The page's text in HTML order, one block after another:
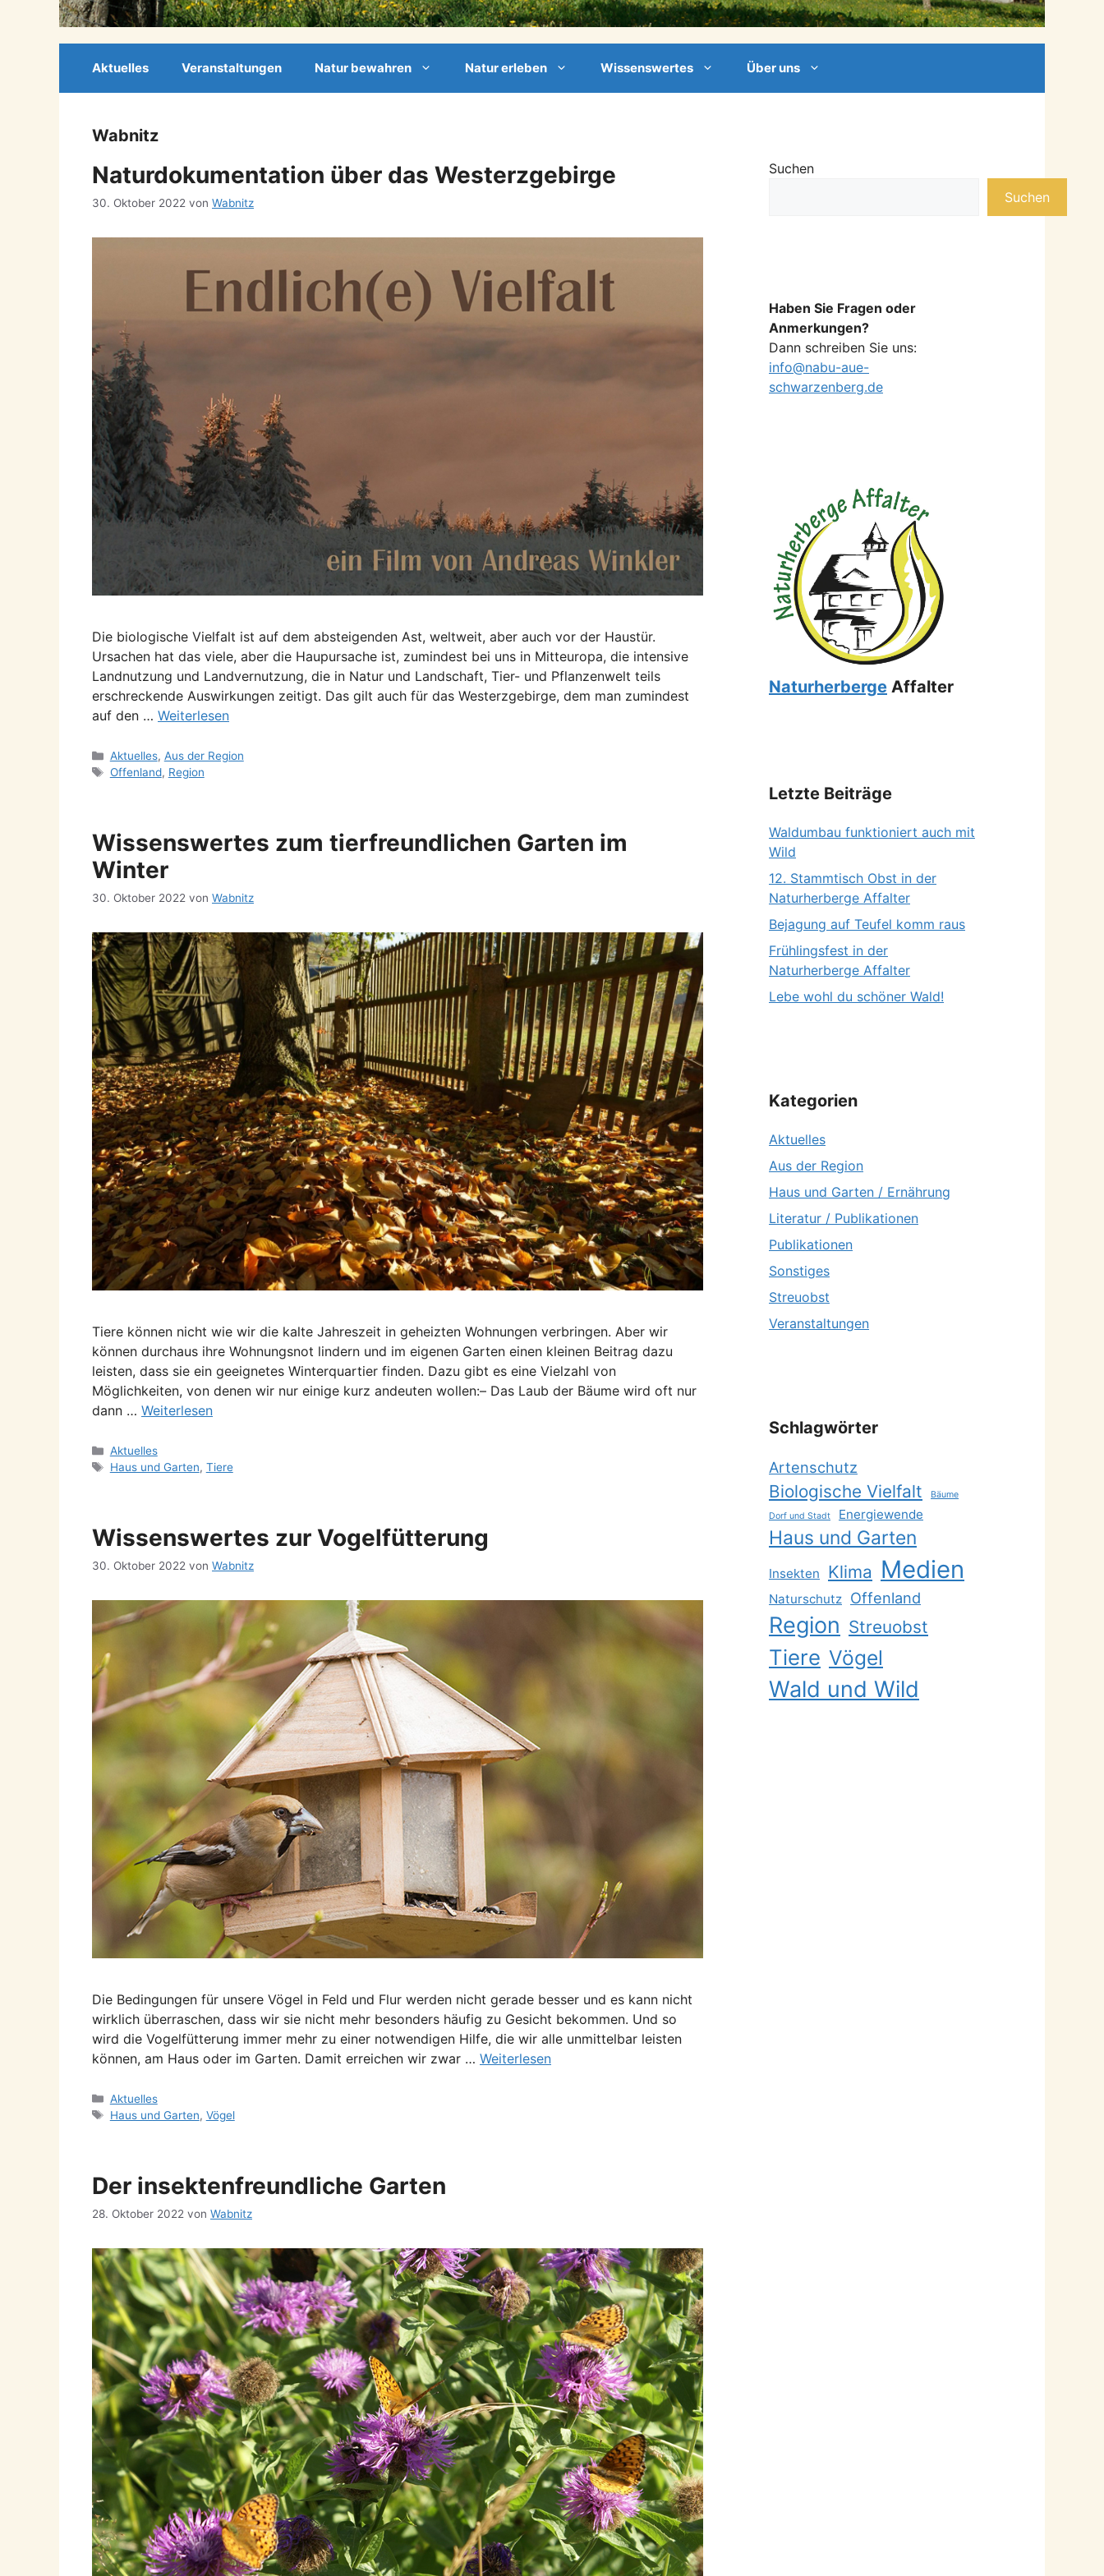
Aktuelles Veranstaltungen Natur bewahren Natur erleben Wissenswertes Über uns
Wabnitz
Naturdokumentation über das Westerzgebirge
30. Oktober 2022 von Wabnitz
Die biologische Vielfalt ist auf dem absteigenden Ast, weltweit, aber auch vor der Haustür.
Ursachen hat das viele, aber die Haupursache ist, zumindest bei uns in Mitteuropa, die intensive
Landnutzung und Landvernutzung, die in Natur und Landschaft, Tier- und Pflanzenwelt teils
erschreckende Auswirkungen zeitigt. Das gilt auch für das Westerzgebirge, dem man zumindest
auf den … Weiterlesen
Kategorien
Aktuelles, Aus der Region
Schlagwörter
Offenland, Region
Wissenswertes zum tierfreundlichen Garten im
Winter
30. Oktober 2022 von Wabnitz
Tiere können nicht wie wir die kalte Jahreszeit in geheizten Wohnungen verbringen. Aber wir
können durchaus ihre Wohnungsnot lindern und im eigenen Garten einen kleinen Beitrag dazu
leisten, dass sie ein geeignetes Winterquartier finden. Dazu gibt es eine Vielzahl von
Möglichkeiten, von denen wir nur einige kurz andeuten wollen:– Das Laub der Bäume wird oft nur
dann … Weiterlesen
Kategorien
Aktuelles
Schlagwörter
Haus und Garten, Tiere
Wissenswertes zur Vogelfütterung
30. Oktober 2022 von Wabnitz
Die Bedingungen für unsere Vögel in Feld und Flur werden nicht gerade besser und es kann nicht
wirklich überraschen, dass wir sie nicht mehr besonders häufig zu Gesicht bekommen. Und so
wird die Vogelfütterung immer mehr zu einer notwendigen Hilfe, die wir alle unmittelbar leisten
können, am Haus oder im Garten. Damit erreichen wir zwar … Weiterlesen
Kategorien
Aktuelles
Schlagwörter
Haus und Garten, Vögel
Der insektenfreundliche Garten
28. Oktober 2022 von Wabnitz
Suchen
Suchen
Haben Sie Fragen oder
Anmerkungen?
Dann schreiben Sie uns:
info@nabu-aue-
schwarzenberg.de
Naturherberge Affalter
Letzte Beiträge
Waldumbau funktioniert auch mit
Wild
12. Stammtisch Obst in der
Naturherberge Affalter
Bejagung auf Teufel komm raus
Frühlingsfest in der
Naturherberge Affalter
Lebe wohl du schöner Wald!
Kategorien
Aktuelles
Aus der Region
Haus und Garten / Ernährung
Literatur / Publikationen
Publikationen
Sonstiges
Streuobst
Veranstaltungen
Schlagwörter
Artenschutz
Biologische Vielfalt
Bäume
Dorf und Stadt
Energiewende
Haus und Garten
Insekten Klima Medien
Naturschutz Offenland
Region Streuobst
Tiere Vögel
Wald und Wild